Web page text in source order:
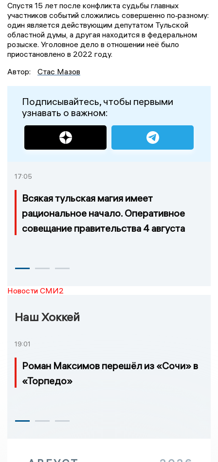
Спустя 15 лет после конфликта судьбы главных
участников событий сложились совершенно по‑разному:
один является действующим депутатом Тульской
областной думы, а другая находится в федеральном
розыске. Уголовное дело в отношении неё было
приостановлено в 2022 году.
Автор:
Стас Мазов
Подписывайтесь, чтобы первыми
узнавать о важном:
17:05
Всякая тульская магия имеет
рациональное начало. Оперативное
совещание правительства 4 августа
Новости СМИ2
Наш Хоккей
19:01
Роман Максимов перешёл из «Сочи» в
«Торпедо»